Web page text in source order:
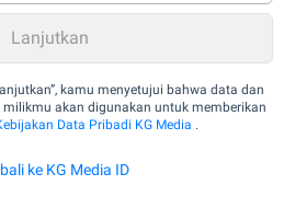
kamu menyetujui bahwa data dan
milikmu akan digunakan untuk memberikan
Data Pribadi KG Media .
ke KG Media ID